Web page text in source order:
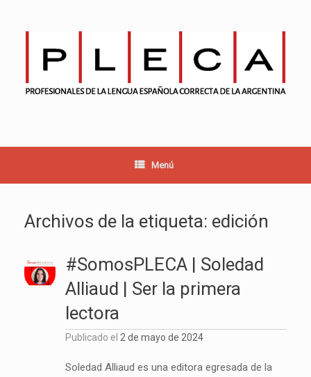
contenido
Menú
Archivos de la etiqueta: edición
#SomosPLECA | Soledad
Alliaud | Ser la primera
lectora
Publicado el 2 de mayo de 2024
Soledad Alliaud es una editora egresada de la